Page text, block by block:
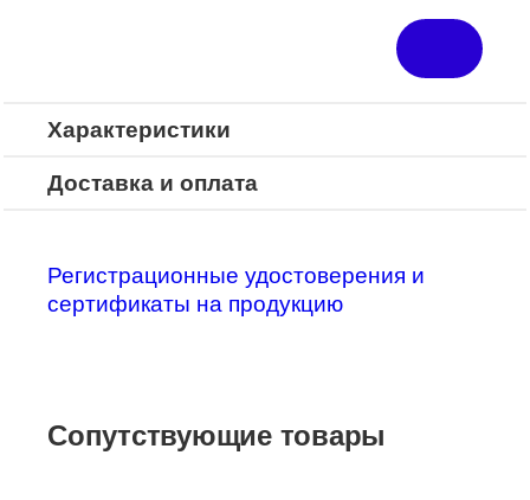
Характеристики
Доставка и оплата
Регистрационные удостоверения и
сертификаты на продукцию
Сопутствующие товары